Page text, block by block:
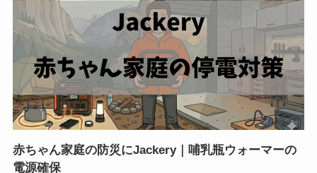
赤ちゃん家庭の防災にJackery｜哺乳瓶ウォーマーの
電源確保